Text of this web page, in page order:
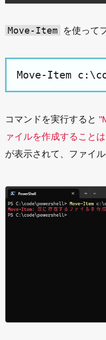
Move-Item を使って
コマンドを実行すると
ァイルを作成すること
が表示されて、ファイ